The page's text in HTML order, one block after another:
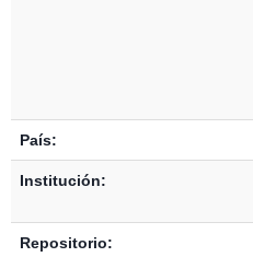
País:
Institución:
Repositorio: